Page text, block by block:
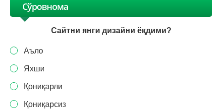
Сўровнома
Сайтни янги дизайни ёқдими?
Аъло
Яхши
Қониқарли
Қониқарсиз